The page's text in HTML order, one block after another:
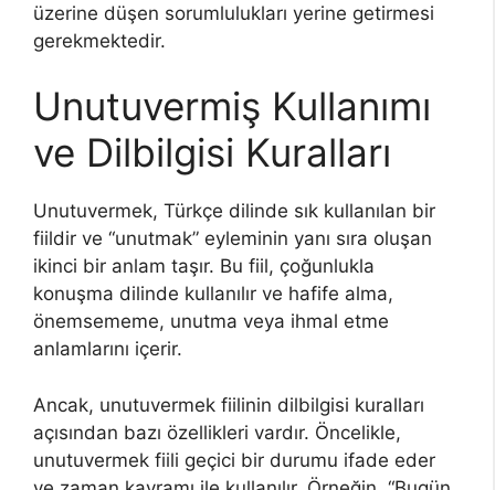
üzerine düşen sorumlulukları yerine getirmesi
gerekmektedir.
Unutuvermiş Kullanımı
ve Dilbilgisi Kuralları
Unutuvermek, Türkçe dilinde sık kullanılan bir
fiildir ve “unutmak” eyleminin yanı sıra oluşan
ikinci bir anlam taşır. Bu fiil, çoğunlukla
konuşma dilinde kullanılır ve hafife alma,
önemsememe, unutma veya ihmal etme
anlamlarını içerir.
Ancak, unutuvermek fiilinin dilbilgisi kuralları
açısından bazı özellikleri vardır. Öncelikle,
unutuvermek fiili geçici bir durumu ifade eder